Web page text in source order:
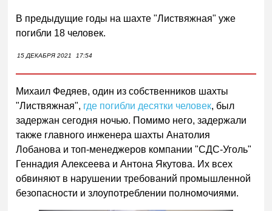
В предыдущие годы на шахте "Листвяжная" уже
погибли 18 человек.
15 ДЕКАБРЯ 2021 17:54
Михаил Федяев, один из собственников шахты
"Листвяжная", где погибли десятки человек, был
задержан сегодня ночью. Помимо него, задержали
также главного инженера шахты Анатолия
Лобанова и топ-менеджеров компании "СДС-Уголь"
Геннадия Алексеева и Антона Якутова. Их всех
обвиняют в нарушении требований промышленной
безопасности и злоупотреблении полномочиями.